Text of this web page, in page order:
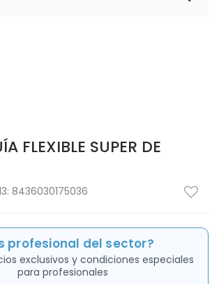
FLEXIBLE SUPER DE
8436030175036
profesional del sector?
exclusivos y condiciones especiales
para profesionales